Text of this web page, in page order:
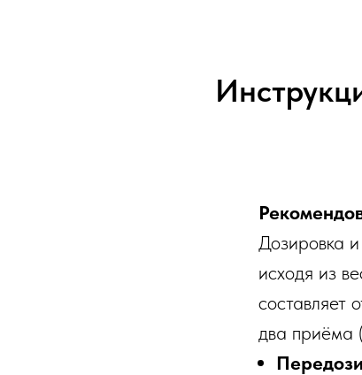
Дозировка
исходя из
составляет
два приёма